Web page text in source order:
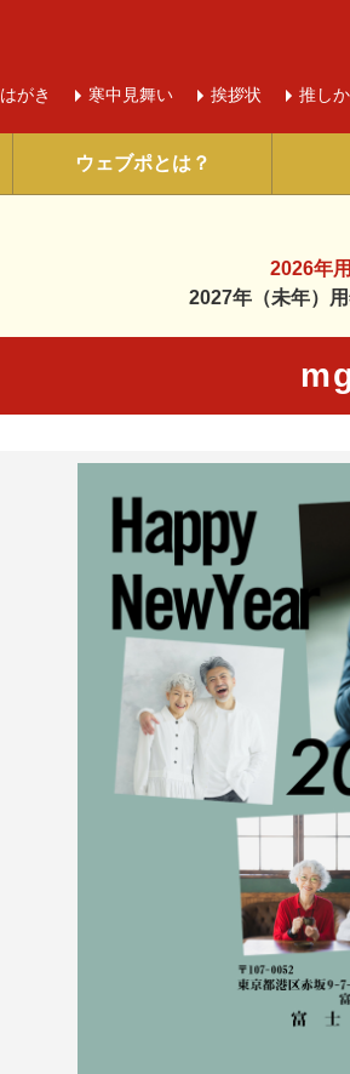
はがき 寒中 見舞い 挨拶状 推し
ウェブポとは？
2026年
2027年（未年）